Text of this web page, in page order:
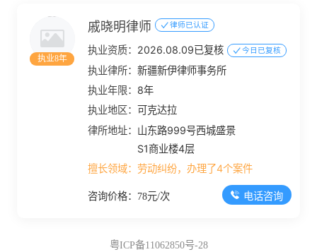
执业8年
戚晓明律师 律师已认证
执业资质： 2026.08.09已复核 今日已复核
执业律所：新疆新伊律师事务所
执业年限： 8年
执业地区：可克达拉
律所地址： 山东路999号西城盛景
S1商业楼4层
擅长领域：劳动纠纷，办理了4个案件
咨询价格：78元/次 电话咨询
粤ICP备11062850号-28